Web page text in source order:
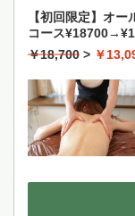
【初回限定】オ
コース
￥18,700 > ￥